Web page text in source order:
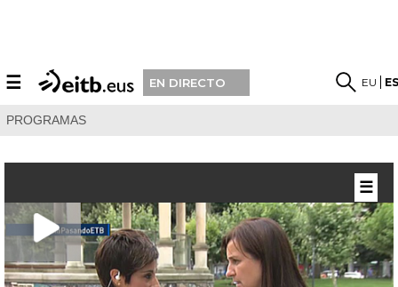
☰ EN DIRECTO EU
PROGRAMAS
☰